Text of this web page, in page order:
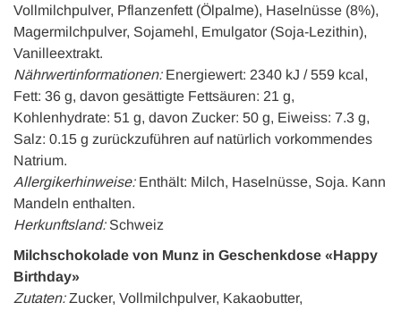
Vollmilchpulver, Pflanzenfett (Ölpalme), Haselnüsse (8%),
Magermilchpulver, Sojamehl, Emulgator (Soja-Lezithin),
Vanilleextrakt.
Nährwertinformationen: Energiewert: 2340 kJ / 559 kcal,
Fett: 36 g, davon gesättigte Fettsäuren: 21 g,
Kohlenhydrate: 51 g, davon Zucker: 50 g, Eiweiss: 7.3 g,
Salz: 0.15 g zurückzuführen auf natürlich vorkommendes
Natrium.
Allergikerhinweise:Enthält: Milch, Haselnüsse, Soja. Kann
Mandeln enthalten.
Herkunftsland:Schweiz
Milchschokolade von Munz in Geschenkdose «Happy
Birthday»
Zutaten:Zucker, Vollmilchpulver, Kakaobutter,